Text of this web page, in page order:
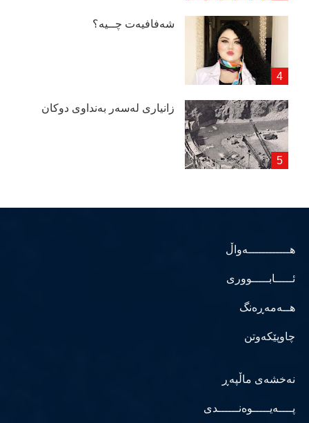
شەفافیەت چــیە؟
زانیاری لەسەر بەنداوی دوكان
هــــــــــــەواڵ
ئـــــابـــــووری
هــەمەڕەنگ
چاوپێکەوتن
نەخشەی ماڵپەڕ
پــــەیـــــوەنــــــدی